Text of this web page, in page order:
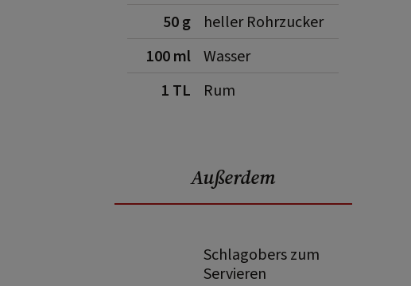
50 g
heller Rohrzucker
100 ml Wasser
1 TL
Rum
Außerdem
Schlagobers zum
Servieren